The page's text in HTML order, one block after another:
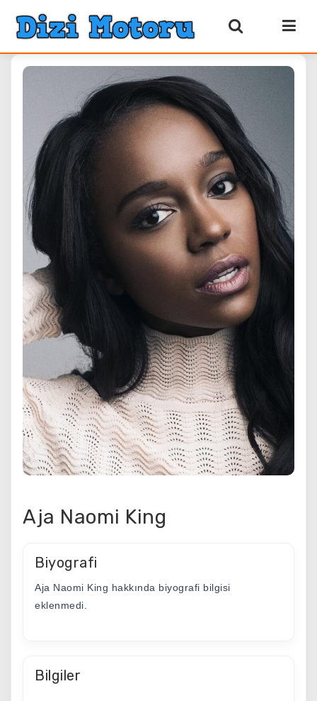
Aja Naomi King
Biyografi
Aja Naomi King hakkında biyografi bilgisi
eklenmedi.
Bilgiler